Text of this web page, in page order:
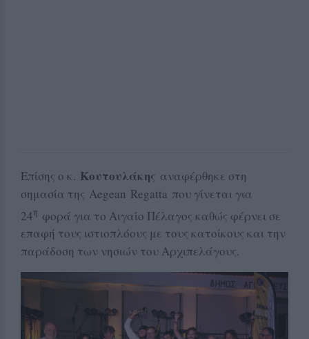
Επίσης ο κ. Κουτουλάκης αναφέρθηκε στη
σημασία της Aegean Regatta που γίνεται για
24η φορά για το Αιγαίο Πέλαγος καθώς φέρνει σε
επαφή τους ιστιοπλόους με τους κατοίκους και την
παράδοση των νησιών του Αρχιπελάγους.